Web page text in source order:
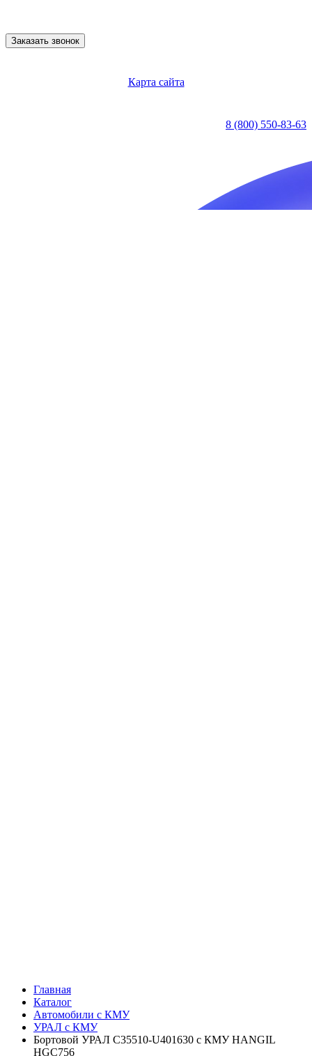
Заказать звонок
Карта сайта
8 (800) 550-83-63
Главная
Каталог
Автомобили с КМУ
УРАЛ с КМУ
Бортовой УРАЛ C35510-U401630 с КМУ HANGIL
HGC756